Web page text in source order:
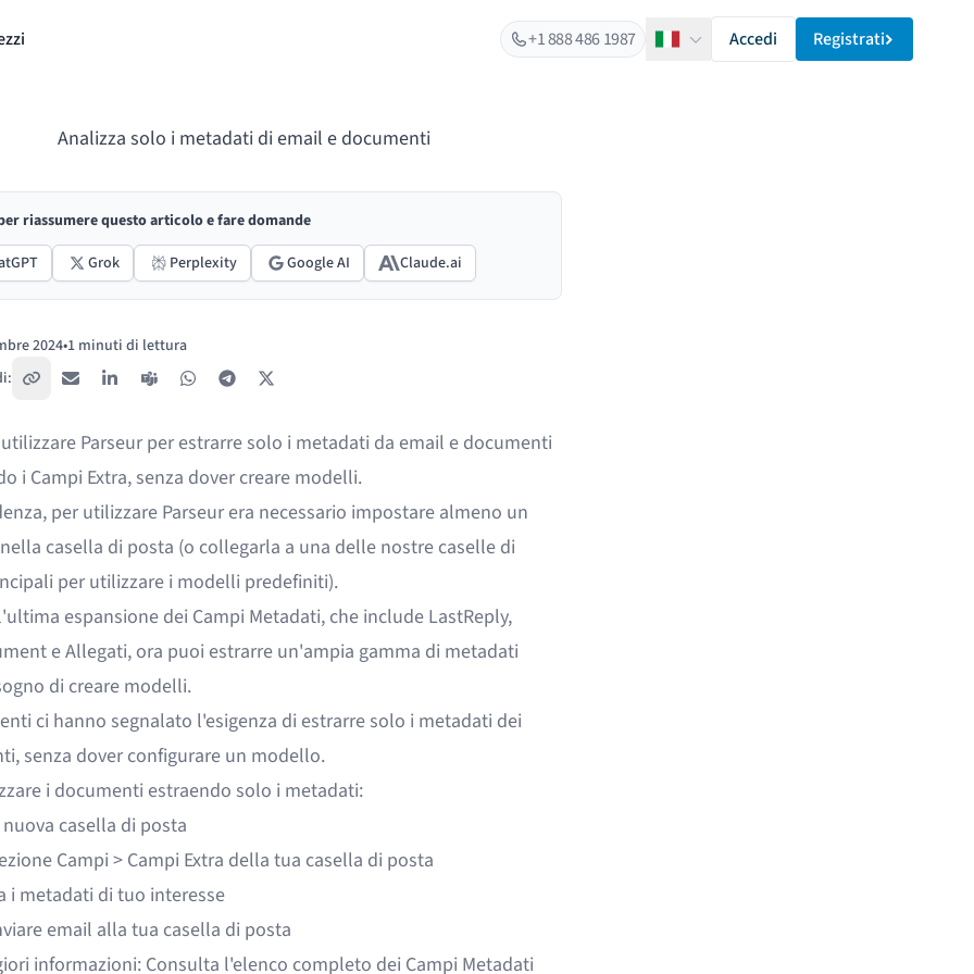
+1 888 486 1987 ItalianoAccedi Registrati
Analizza solo i metadati di email e documenti
riassumere questo articolo e fare domande
Grok Perplexity Google AI Claude.ai
2024•1 minuti di lettura
Copia link
Email LinkedInTeams WhatsAppTelegram
Parseur per estrarre solo i metadati da email e documenti
i Campi Extra, senza dover creare modelli.
per utilizzare Parseur era necessario impostare almeno un
casella di posta (o collegarla a una delle nostre caselle di
per utilizzare i modelli predefiniti).
espansione dei Campi Metadati, che include LastReply,
e Allegati, ora puoi estrarre un'ampia gamma di metadati
di creare modelli.
ci hanno segnalato l'esigenza di estrarre solo i metadati dei
senza dover configurare un modello.
i documenti estraendo solo i metadati:
casella di posta
Campi > Campi Extra della tua casella di posta
i metadati di tuo interesse
email alla tua casella di posta
informazioni: Consulta l'elenco completo dei Campi Metadati